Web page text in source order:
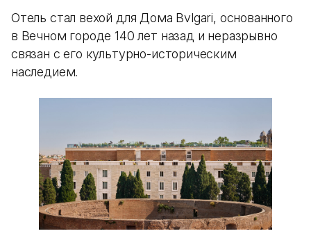
Отель стал вехой для Дома Bvlgari, основанного
в Вечном городе 140 лет назад и неразрывно
связан с его культурно-историческим
наследием.